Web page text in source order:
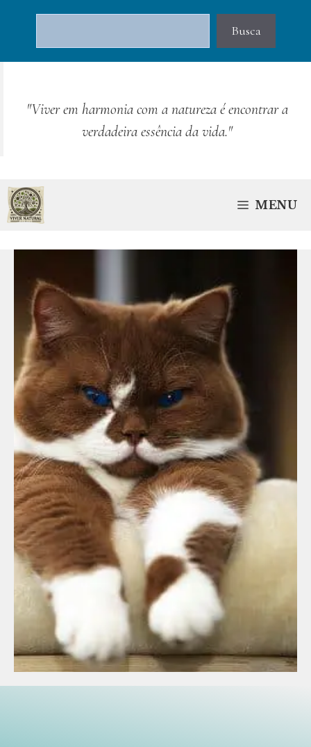
conteúdo
Busca
"Viver em harmonia com a natureza é encontrar a
verdadeira essência da vida."
MENU